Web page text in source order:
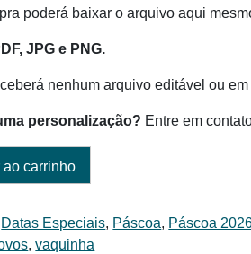
poderá baixar o arquivo aqui
JPG e PNG.
nenhum arquivo editável ou
personalização? Entre em
carrinho
Datas Especiais, Páscoa, Páscoa
,vaquinha